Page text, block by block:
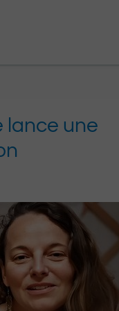
lance une